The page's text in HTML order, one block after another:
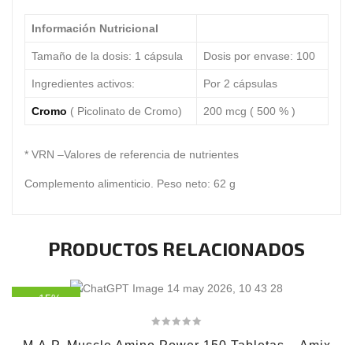
Información Nutricional
Tamaño de la dosis: 1 cápsula Dosis por envase: 100
Ingredientes activos: Por 2 cápsulas
Cromo ( Picolinato de Cromo) 200 mcg ( 500 % )
* VRN –Valores de referencia de nutrientes
Complemento alimenticio. Peso neto: 62 g
PRODUCTOS RELACIONADOS
- 15%